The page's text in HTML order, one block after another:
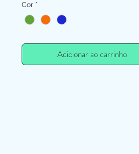
Cor *
Adicionar ao carrinho